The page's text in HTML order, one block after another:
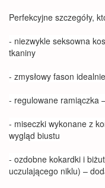
Perfekcyjne szczegóły,
- niezwykle seksowna
tkaniny
- zmysłowy fason
- regulowane ramiączka
- miseczki wykonane z
wygląd biustu
- ozdobne kokardki i
uczulającego niklu) –